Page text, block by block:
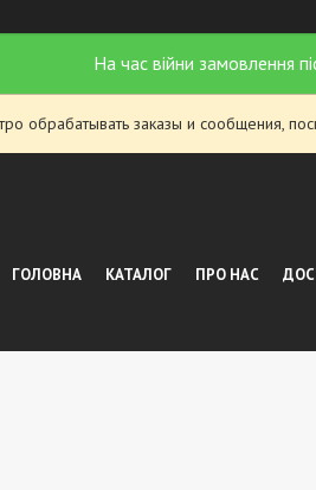
На час війни замовлення
обрабатывать заказы и сообщения,
ГОЛОВНА КАТАЛОГ ПРО НАС